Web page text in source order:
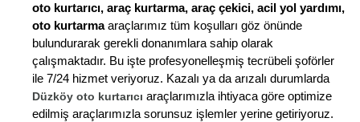
oto kurtarıcı, araç kurtarma, araç çekici, acil yol yardımı,
oto kurtarmaaraçlarımız tüm koşulları göz önünde
bulundurarak gerekli donanımlara sahip olarak
çalışmaktadır. Bu işte profesyonelleşmiş tecrübeli şoförler
ile 7/24 hizmet veriyoruz. Kazalı ya da arızalı durumlarda
Düzköy oto kurtarıcı araçlarımızla ihtiyaca göre optimize
edilmiş araçlarımızla sorunsuz işlemler yerine getiriyoruz.